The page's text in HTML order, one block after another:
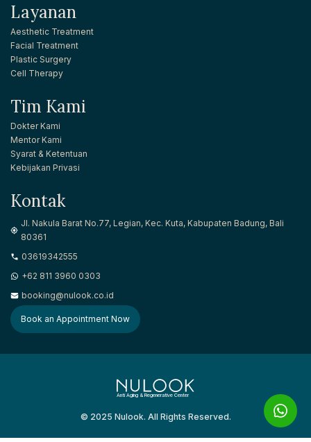
Layanan
Aesthetic Treatment
Facial Treatment
Plastic Surgery
Cell Therapy
Tim Kami
Dokter Kami
Mentor Kami
Syarat & Ketentuan
Kebijakan Privasi
Kontak
Jl. Nakula Barat No.77, Legian, Kec. Kuta, Kabupaten Badung, Bali
80361
03619342555
+62 811 3960 0303
booking@nulook.co.id
Book an Appointment Now
Anti Aging & Regenerative Center
© 2025 Nulook. All Rights Reserved.